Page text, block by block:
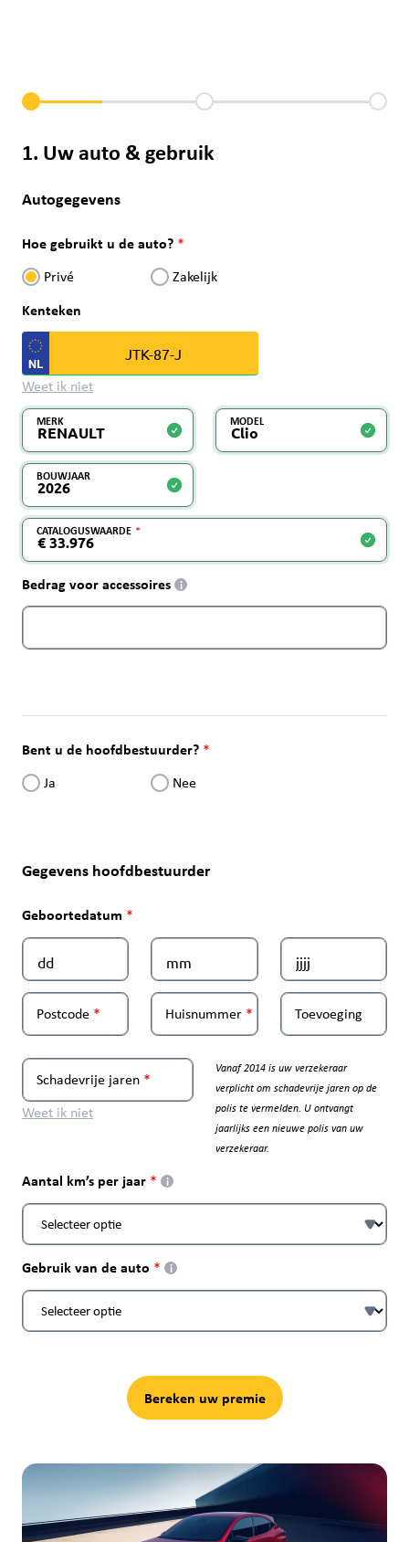
1. Uw auto & gebruik
Autogegevens
Hoe gebruikt u de auto?
Privé Zakelijk
Kenteken
Weet ik niet
MERK MODEL
BOUWJAAR
CATALOGUSWAARDE
Bedrag voor accessoires i
Bent u de hoofdbestuurder?
Ja Nee
Gegevens hoofdbestuurder
Geboortedatum
Postcode Huisnummer Toevoeging
Schadevrije jaren
Weet ik niet
Vanaf 2014 is uw verzekeraar
verplicht om schadevrije jaren op de
polis te vermelden. U ontvangt
jaarlijks een nieuwe polis van uw
verzekeraar.
Aantal km’s per jaar i
Gebruik van de auto i
Bereken uw premie